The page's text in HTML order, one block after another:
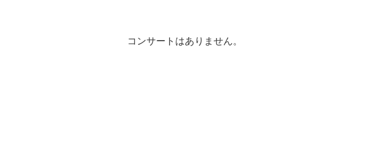
コンサートはありません。